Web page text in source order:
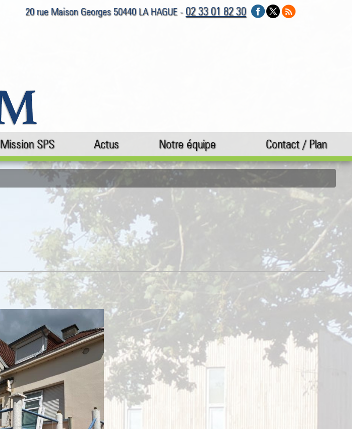
Mission SPS Actus Notre équipe Contact / Plan
20 rue Maison Georges 50440 LA HAGUE - 02 33 01 82 30